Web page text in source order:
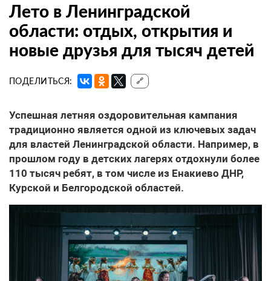
Лето в Ленинградской
области: отдых, открытия и
новые друзья для тысяч детей
ПОДЕЛИТЬСЯ: 🔗
Успешная летняя оздоровительная кампания
традиционно является одной из ключевых задач
для властей Ленинградской области. Например, в
прошлом году в детских лагерях отдохнули более
110 тысяч ребят, в том числе из Енакиево ДНР,
Курской и Белгородской областей.